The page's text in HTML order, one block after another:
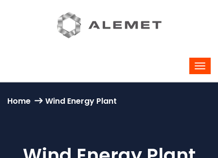
Home Wind Energy Plant